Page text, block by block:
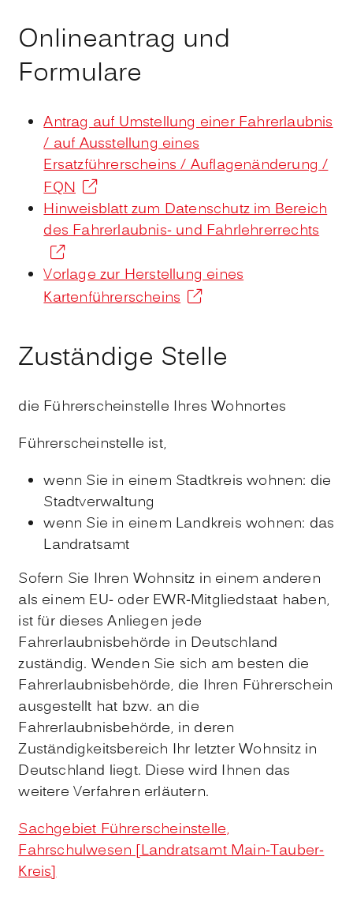
Onlineantrag und
Formulare
Antrag auf Umstellung einer Fahrerlaubnis
/ auf Ausstellung eines
Ersatzführerscheins / Auflagenänderung /
FQN
Hinweisblatt zum Datenschutz im Bereich
des Fahrerlaubnis- und Fahrlehrerrechts
Vorlage zur Herstellung eines
Kartenführerscheins
Zuständige Stelle
die Führerscheinstelle Ihres Wohnortes
Führerscheinstelle ist,
wenn Sie in einem Stadtkreis wohnen: die
Stadtverwaltung
wenn Sie in einem Landkreis wohnen: das
Landratsamt
Sofern Sie Ihren Wohnsitz in einem anderen
als einem EU- oder EWR-Mitgliedstaat haben,
ist für dieses Anliegen jede
Fahrerlaubnisbehörde in Deutschland
zuständig. Wenden Sie sich am besten die
Fahrerlaubnisbehörde, die Ihren Führerschein
ausgestellt hat bzw. an die
Fahrerlaubnisbehörde, in deren
Zuständigkeitsbereich Ihr letzter Wohnsitz in
Deutschland liegt. Diese wird Ihnen das
weitere Verfahren erläutern.
Sachgebiet Führerscheinstelle,
Fahrschulwesen [Landratsamt Main-Tauber-
Kreis]